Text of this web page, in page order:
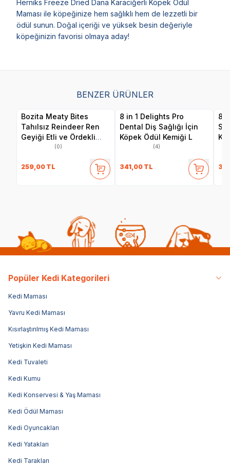
Herniks Freeze Dried Dana Karaciğerli Köpek Ödül
Maması ile köpeğinize hem sağlıklı hem de lezzetli bir
ödül sunun. Doğal içeriği ve yüksek besin değeriyle
köpeğinizin favorisi olmaya aday!
BENZER ÜRÜNLER
Bozita Meaty Bites
Tahılsız Reindeer Ren
Geyiği Etli ve Ördekli
Köpek Ödül Maması 70
(0)
259,00 TL
8 in 1 Delights Pro
Dental Diş Sağlığı İçin
Köpek Ödül Kemiği L
(4)
341,00 TL
8
Popüler Kedi Kategorileri
Kedi Maması
Yavru Kedi Maması
Kısırlaştırılmış Kedi Maması
Yetişkin Kedi Maması
Kedi Tuvaleti
Kedi Kumu
Kedi Konservesi & Yaş Maması
Kedi Ödül Maması
Kedi Oyuncakları
Kedi Yatakları
Kedi Tarakları